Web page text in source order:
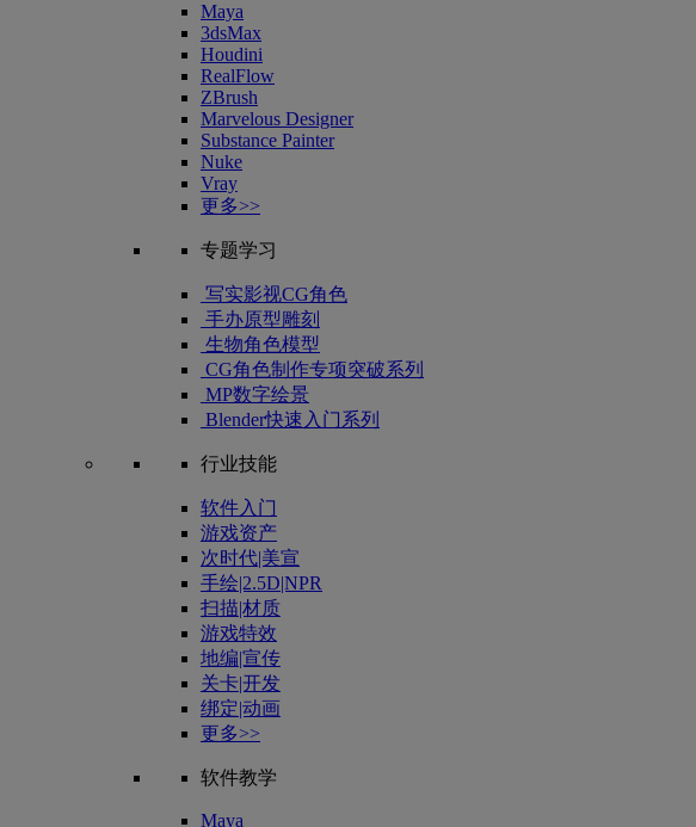
Maya
3dsMax
Houdini
RealFlow
ZBrush
Marvelous Designer
Substance Painter
Nuke
Vray
更多>>
专题学习
写实影视CG角色
手办原型雕刻
生物角色模型
CG角色制作专项突破系列
MP数字绘景
Blender快速入门系列
行业技能
软件入门
游戏资产
次时代|美宣
手绘|2.5D|NPR
扫描|材质
游戏特效
地编|宣传
关卡|开发
绑定|动画
更多>>
软件教学
Maya